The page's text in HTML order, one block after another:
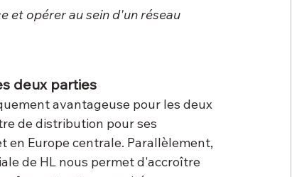
et opérer au sein d'un réseau
deux parties
avantageuse pour les deux
de distribution pour ses
en Europe centrale. Parallèlement,
de HL nous permet d'accroître